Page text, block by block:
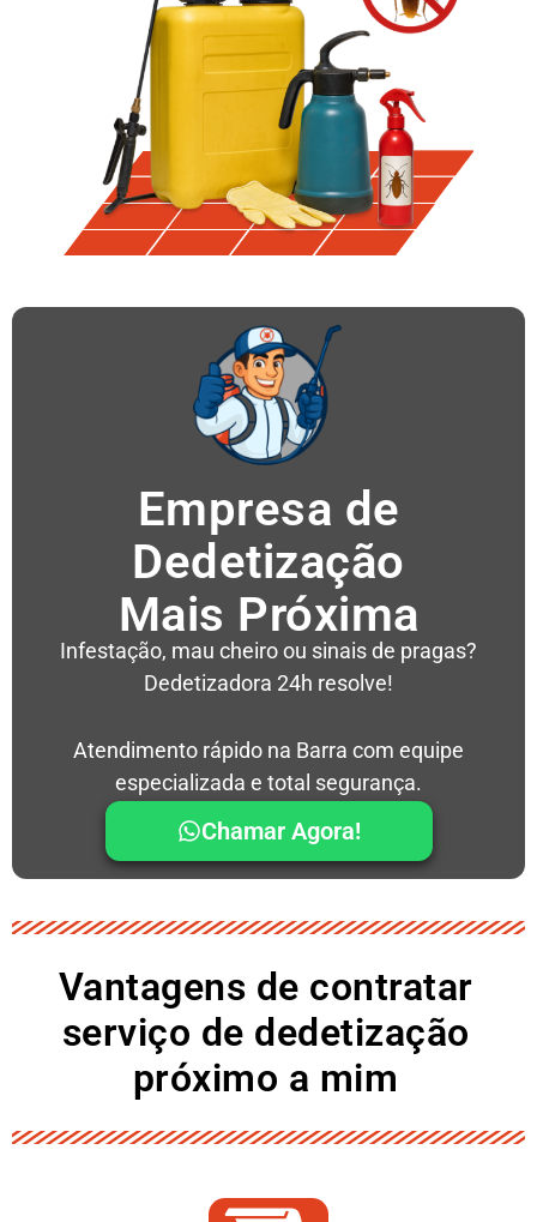
Empresa de
Dedetização
Mais Próxima
Infestação, mau cheiro ou sinais de pragas?
Dedetizadora 24h resolve!
Atendimento rápido na Barra com equipe
especializada e total segurança.
Chamar Agora!
Vantagens de contratar
serviço de dedetização
próximo a mim